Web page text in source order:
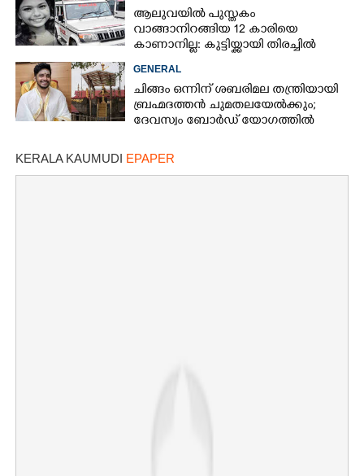
ആലുവയിൽ പുസ്തകം
വാങ്ങാനിറങ്ങിയ 12 കാരിയെ
കാണാനില്ല: കുട്ടിയ്ക്കായി തിരച്ചിൽ
GENERAL
ചിങ്ങം ഒന്നിന് ശബരിമല തന്ത്രിയായി
ബ്രഹ്മദത്തൻ ചുമതലയേൽക്കും;
ദേവസ്വം ബോർഡ് യോഗത്തിൽ
KERALA KAUMUDI EPAPER